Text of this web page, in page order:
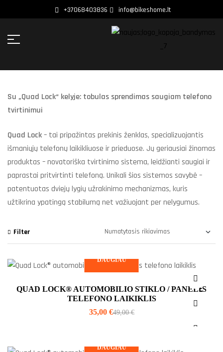
+37068403836 info@bikeshome.lt
Su „Quad Lock“ kelyje: tobulas sprendimas saugiam telefono
tvirtinimui
Quad Lock– tai pripažintas prekinis ženklas, specializuojantis
išmaniųjų telefonų laikikliuose ir prieduose. Jų geriausiai žinomas
produktas – novatoriška tvirtinimo sistema, leidžianti saugiai ir
paprastai pritvirtinti telefoną. Unikali šios sistemos savybė –
patentuotas dviejų lygių užrakinimo mechanizmas, kuris
užtikrina ypatingą stabilumą net važiuojant per nelygumus.
Filter
DAUGIAU
QUAD LOCK® AUTOMOBILIO STIKLO / PANELĖS
TELEFONO LAIKIKLIS
49,00€
35,00 €
DAUGIAU